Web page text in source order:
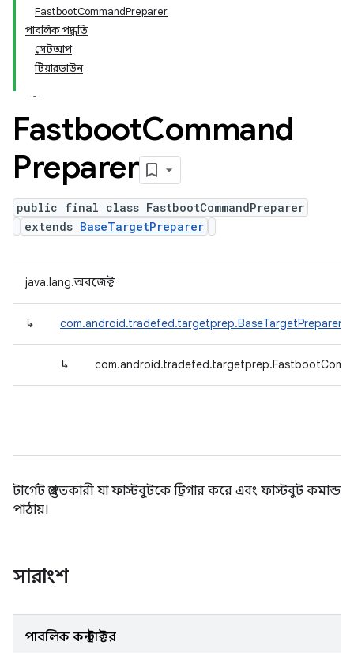
FastbootCommandPreparer
পাবলিক পদ্ধতি
সেটআপ
টিয়ারডাউন
FastbootCommand
Preparer
public final class FastbootCommandPreparer
extends BaseTargetPreparer
java.lang.অবজেক্ট
↳ com.android.tradefed.targetprep.BaseTargetPreparer
↳
টার্গেট প্রস্তুতকারী যা ফাস্টবুটকে ট্রিগার করে এবং ফাস্টবুট কমান্ড
পাঠায়।
সারাংশ
পাবলিক কনস্ট্রাক্টর